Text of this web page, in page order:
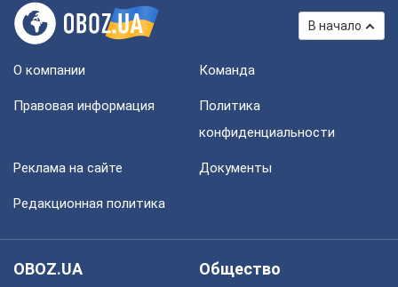
В начало
О компании Команда
Правовая информация
Политика
конфиденциальности
Реклама на сайте Документы
Редакционная политика
OBOZ.UA
Общество